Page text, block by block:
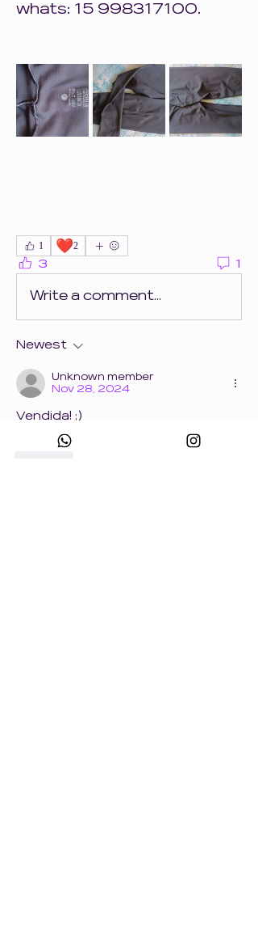
whats: 15 998317100.
1 ❤️2
3 1
Write a comment...
Newest
Unknown member
Nov 28, 2024
Vendida! ;)